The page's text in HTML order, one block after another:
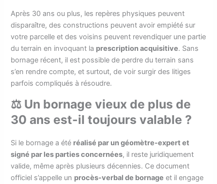
Après 30 ans ou plus, les repères physiques peuvent
disparaître, des constructions peuvent avoir empiété sur
votre parcelle et des voisins peuvent revendiquer une partie
du terrain en invoquant la prescription acquisitive. Sans
bornage récent, il est possible de perdre du terrain sans
s’en rendre compte, et surtout, de voir surgir des litiges
parfois compliqués à résoudre.
⚖️ Un bornage vieux de plus de
30 ans est-il toujours valable ?
Si le bornage a été réalisé par un géomètre-expert et
signé par les parties concernées, il reste juridiquement
valide, même après plusieurs décennies. Ce document
officiel s’appelle un procès-verbal de bornage et il engage